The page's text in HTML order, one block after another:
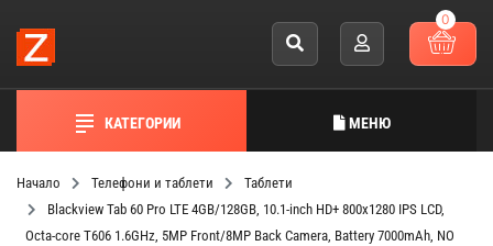
0
КАТЕГОРИИ МЕНЮ
Начало Телефони и таблети
Таблети
Blackview Tab 60 Pro LTE 4GB/128GB, 10.1-inch HD+ 800x1280 IPS LCD,
Octa-core T606 1.6GHz, 5MP Front/8MP Back Camera, Battery 7000mAh, NO